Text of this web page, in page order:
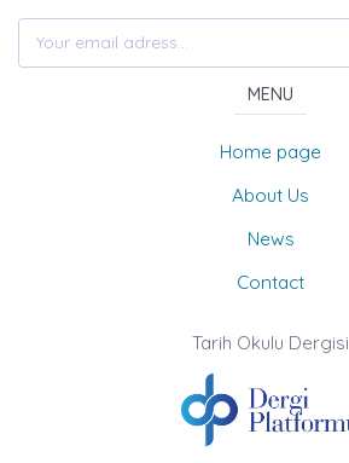
MENU
Home page
About Us
News
Contact
Tarih Okulu Dergisi